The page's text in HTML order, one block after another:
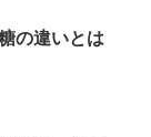
の違いとは